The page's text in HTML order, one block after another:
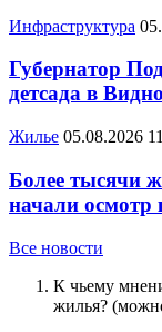
Инфраструктура
Губернатор
детсада в
Жилье 05.08.2026
Более тысячи
начали осмотр
Все новости
К чьему
жилья?